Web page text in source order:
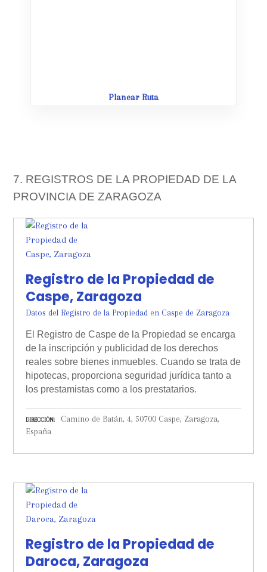
Planear Ruta
7. REGISTROS DE LA PROPIEDAD DE LA
PROVINCIA DE ZARAGOZA
Registro de la Propiedad de
Caspe, Zaragoza
Datos del Registro de la Propiedad en Caspe de Zaragoza
El Registro de Caspe de la Propiedad se encarga
de la inscripción y publicidad de los derechos
reales sobre bienes inmuebles. Cuando se trata de
hipotecas, proporciona seguridad jurídica tanto a
los prestamistas como a los prestatarios.
DIRECCIÓN
Camino de Batán, 4, 50700 Caspe, Zaragoza,
España
Registro de la Propiedad de
Daroca, Zaragoza